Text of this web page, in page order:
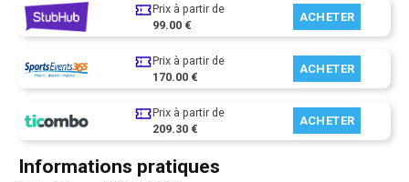
Prix à partir de
99.00 €
ACHETER
Prix à partir de
170.00 €
ACHETER
Prix à partir de
209.30 €
ACHETER
Informations pratiques